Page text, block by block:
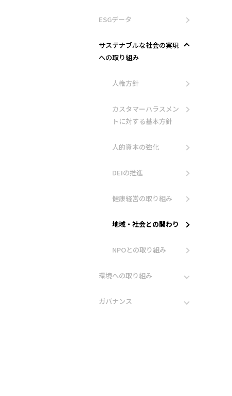
ESGデータ
サステナブルな社会の実現
への取り組み
人権方針
カスタマーハラスメン
トに対する基本方針
人的資本の強化
DEIの推進
健康経営の取り組み
地域・社会との関わり
NPOとの取り組み
環境への取り組み
ガバナンス